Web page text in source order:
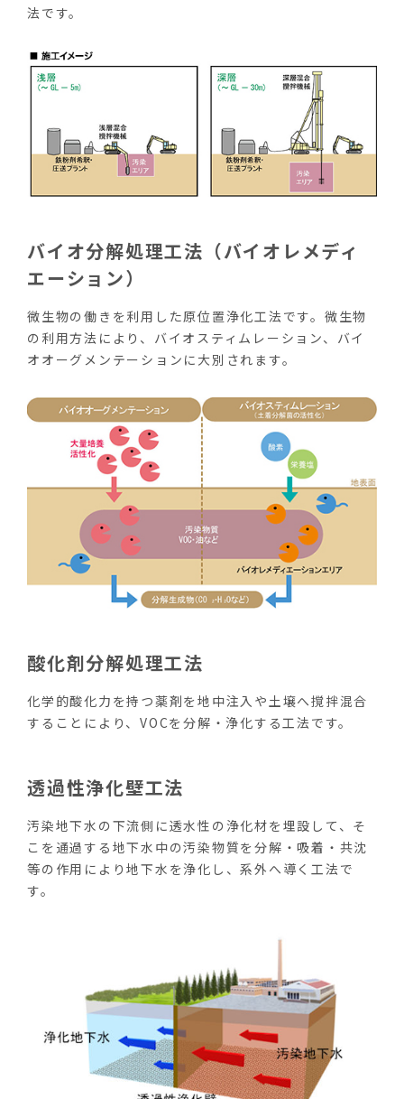
法です。
バイオ分解処理工法（バイオレメディ
エーション）
微生物の働きを利用した原位置浄化工法です。微生物
の利用方法により、バイオスティムレーション、バイ
オオーグメンテーションに大別されます。
酸化剤分解処理工法
化学的酸化力を持つ薬剤を地中注入や土壌へ撹拌混合
することにより、VOCを分解・浄化する工法です。
透過性浄化壁工法
汚染地下水の下流側に透水性の浄化材を埋設して、そ
こを通過する地下水中の汚染物質を分解・吸着・共沈
等の作用により地下水を浄化し、系外へ導く工法で
す。